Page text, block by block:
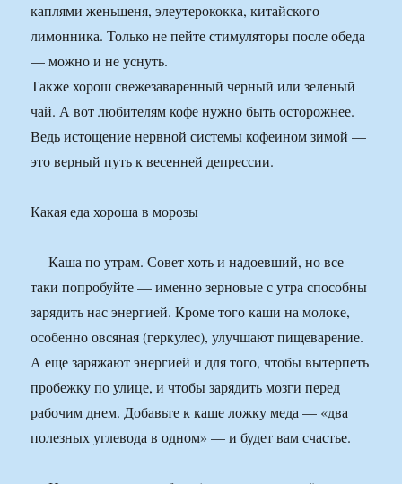
каплями женьшеня, элеутерококка, китайского
лимонника. Только не пейте стимуляторы после обеда
— можно и не уснуть.
Также хорош свежезаваренный черный или зеленый
чай. А вот любителям кофе нужно быть осторожнее.
Ведь истощение нервной системы кофеином зимой —
это верный путь к весенней депрессии.
Какая еда хороша в морозы
— Каша по утрам. Совет хоть и надоевший, но все-
таки попробуйте — именно зерновые с утра способны
зарядить нас энергией. Кроме того каши на молоке,
особенно овсяная (геркулес), улучшают пищеварение.
А еще заряжают энергией и для того, чтобы вытерпеть
пробежку по улице, и чтобы зарядить мозги перед
рабочим днем. Добавьте к каше ложку меда — «два
полезных углевода в одном» — и будет вам счастье.